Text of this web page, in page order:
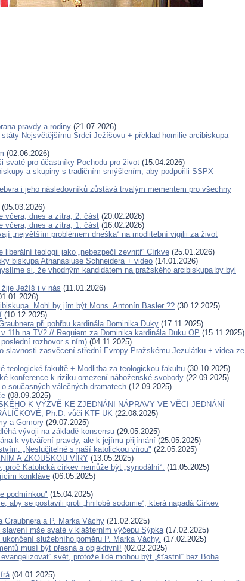
pravdy a rodiny (21.07.2026)
Nejsvětějšímu Srdci Ježíšovu + překlad homilie arcibiskupa
(02.06.2026)
svaté pro účastníky Pochodu pro život (15.04.2026)
a skupiny s tradičním smýšlením, aby podpořili SSPX
i jeho následovníků zůstává trvalým mementem pro všechny
(05.03.2026)
včera, dnes a zítra, 2. část (20.02.2026)
včera, dnes a zítra, 1. část (16.02.2026)
„největším problémem dneška“ na modlitební vigilii za život
liberální teologii jako „nebezpečí zevnitř“ Církve (25.01.2026)
biskupa Athanasiuse Schneidera + video (14.01.2026)
si, že vhodným kandidátem na pražského arcibiskupa by byl
žije Ježíš i v nás (11.01.2026)
Mohl by jím být Mons. Antonín Basler ?? (30.12.2025)
(10.12.2025)
při pohřbu kardinála Dominika Duky (17.11.2025)
11h na TV2 // Requiem za Dominika kardinála Duku OP (15.11.2025)
rozhovor s ním) (04.11.2025)
slavnosti zasvěcení střední Evropy Pražskému Jezulátku + videa ze
teologické fakultě + Modlitba za teologickou fakultu (30.10.2025)
konference k riziku omezení náboženské svobody (22.09.2025)
současných válečných dramatech (12.09.2025)
(08.09.2025)
K VÝZVĚ KE ZJEDNÁNI NÁPRAVY VE VĚCI JEDNÁNÍ
Ph.D. vůči KTF UK (22.08.2025)
a Gomory (29.07.2025)
vývoji na základě konsensu (29.05.2025)
k vytváření pravdy, ale k jejímu přijímání (25.05.2025)
„Neslučitelné s naší katolickou vírou" (22.05.2025)
A ZKOUŠKOU VÍRY (13.05.2025)
proč Katolická církev nemůže být „synodální“. (11.05.2025)
konkláve (06.05.2025)
podmínkou" (15.04.2025)
aby se postavili proti „hnilobě sodomie“, která napadá Církev
Graubnera a P. Marka Váchy (21.02.2025)
mše svaté v klášterním výčepu Sýpka(17.02.2025)
služebního poměru P. Marka Váchy. (17.02.2025)
musí být přesná a objektivní! (02.02.2025)
svět, protože lidé mohou být „šťastní“ bez Boha
(04.01.2025)